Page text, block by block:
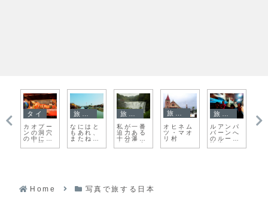
タイ
カオプー
ンの洞穴
の中にあ
る寺院
なにはと
もあれ、
またね！
ホイアン
私が一番
迫力ある
十分瀑布
を見た自
信があ
旅日記
オヒネム
ツ・マオ
リ村
ルアンパ
バーンへ
のルート
決定！そ
してチェ
ク
Home 写真で旅する日本